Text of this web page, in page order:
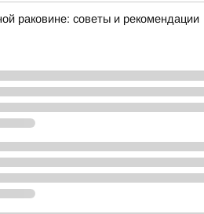
раковине: советы и рекомендации